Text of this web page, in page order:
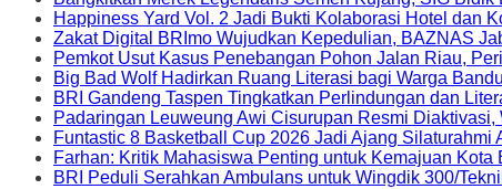
Happiness Yard Vol. 2 Jadi Bukti Kolaborasi Hotel dan
Zakat Digital BRImo Wujudkan Kepedulian, BAZNAS
Pemkot Usut Kasus Penebangan Pohon Jalan Riau,
Big Bad Wolf Hadirkan Ruang Literasi bagi Warga
BRI Gandeng Taspen Tingkatkan Perlindungan dan
Padaringan Leuweung Awi Cisurupan Resmi
Funtastic 8 Basketball Cup 2026 Jadi Ajang Silaturahmi
Farhan: Kritik Mahasiswa Penting untuk Kemajuan Kota
BRI Peduli Serahkan Ambulans untuk Wingdik 300/